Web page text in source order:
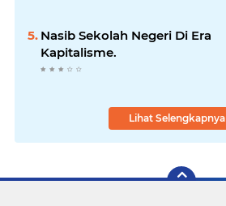
Nasib Sekolah Negeri Di Era
Kapitalisme.
Lihat Selengkapnya